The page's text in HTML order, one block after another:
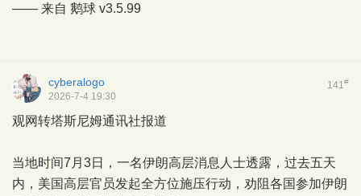
—— 来自 鹅球 v3.5.99
141#
cyberalogo
2026-7-4 19:30
观网转塔斯尼姆通讯社报道
当地时间7月3日，一名伊朗高层消息人士透露，过去五天
内，美国高层官员发起全方位施压行动，劝阻各国参加伊朗